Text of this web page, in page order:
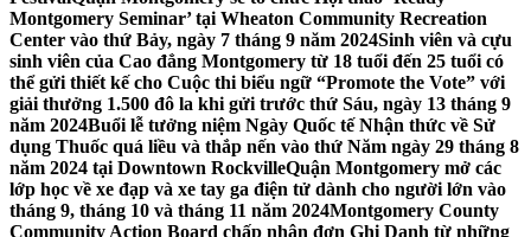
Montgomery Seminar’ tại Wheaton Community Recreation
Center vào thứ Bảy, ngày 7 tháng 9 năm 2024Sinh viên và cựu
sinh viên của Cao đẳng Montgomery từ 18 tuổi đến 25 tuổi có
thể gửi thiết kế cho Cuộc thi biểu ngữ “Promote the Vote” với
giải thưởng 1.500 đô la khi gửi trước thứ Sáu, ngày 13 tháng 9
năm 2024Buổi lễ tưởng niệm Ngày Quốc tế Nhận thức về Sử
dụng Thuốc quá liều và thắp nến vào thứ Năm ngày 29 tháng 8
năm 2024 tại Downtown RockvilleQuận Montgomery mở các
lớp học về xe đạp và xe tay ga điện tử dành cho người lớn vào
tháng 9, tháng 10 và tháng 11 năm 2024Montgomery County
Community Action Board chấp nhận đơn Ghi Danh từ những